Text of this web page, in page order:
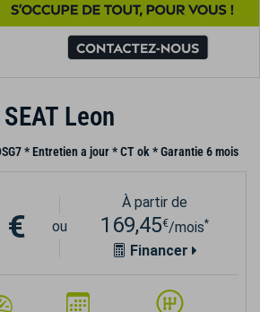
SEAT Leon
* Entretien a jour * CT ok * Garantie 6 mois
€ ou
À partir de
169,45€/mois*
Financer